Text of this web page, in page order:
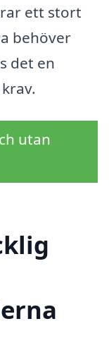
ett stort
behöver
det en
utan